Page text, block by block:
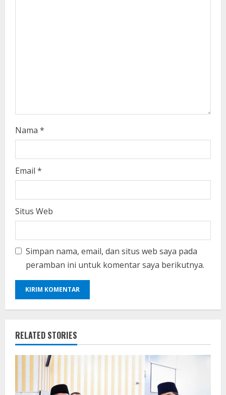
Nama *
Email *
Situs Web
Simpan nama, email, dan situs web saya pada
peramban ini untuk komentar saya berikutnya.
RELATED STORIES